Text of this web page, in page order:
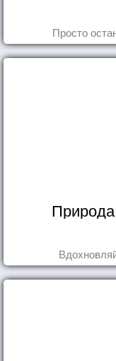
Просто
Природа